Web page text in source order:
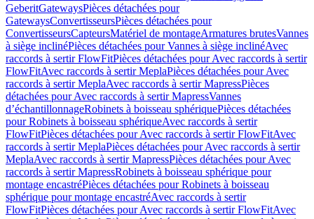
GeberitGatewaysPièces détachées pour
GatewaysConvertisseursPièces détachées pour
ConvertisseursCapteursMatériel de montageArmatures brutesVannes
à siège inclinéPièces détachées pour Vannes à siège inclinéAvec
raccords à sertir FlowFitPièces détachées pour Avec raccords à sertir
FlowFitAvec raccords à sertir MeplaPièces détachées pour Avec
raccords à sertir MeplaAvec raccords à sertir MapressPièces
détachées pour Avec raccords à sertir MapressVannes
d’échantillonnageRobinets à boisseau sphériquePièces détachées
pour Robinets à boisseau sphériqueAvec raccords à sertir
FlowFitPièces détachées pour Avec raccords à sertir FlowFitAvec
raccords à sertir MeplaPièces détachées pour Avec raccords à sertir
MeplaAvec raccords à sertir MapressPièces détachées pour Avec
raccords à sertir MapressRobinets à boisseau sphérique pour
montage encastréPièces détachées pour Robinets à boisseau
sphérique pour montage encastréAvec raccords à sertir
FlowFitPièces détachées pour Avec raccords à sertir FlowFitAvec